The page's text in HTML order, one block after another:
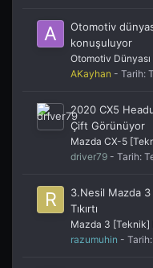
Otomotiv
konuşuluyor
Otomotiv Dünyası
AKayhan - Tarih:
2020 CX5
Çift Görünüyor
Mazda CX-5
driver79 - Tarih:
3.Nesil Mazda
Tıkırtı
Mazda 3 [Teknik]
razumuhin - Tarih: